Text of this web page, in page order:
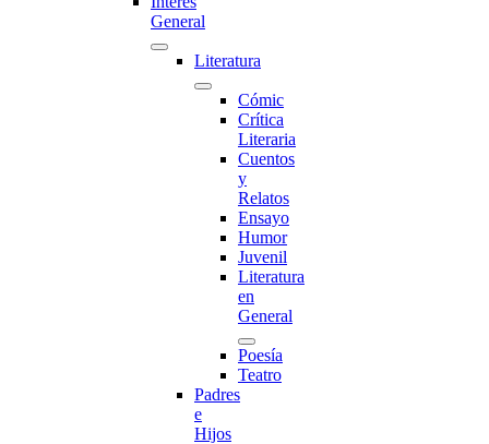
General
Literatura
Cómic
Crítica
Literaria
Cuentos
y
Relatos
Ensayo
Humor
Juvenil
Literatura
en
General
Poesía
Teatro
Padres
e
Hijos